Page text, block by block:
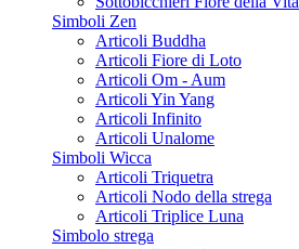
Simboli Zen
Articoli Buddha
Articoli Fiore di Loto
Articoli Om - Aum
Articoli Yin Yang
Articoli Infinito
Articoli Unalome
Simboli Wicca
Articoli Triquetra
Articoli Nodo della strega
Articoli Triplice Luna
Simbolo strega